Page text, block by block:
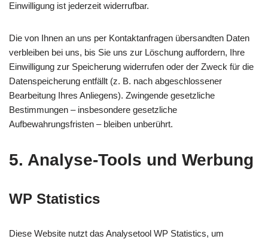
Einwilligung ist jederzeit widerrufbar.
Die von Ihnen an uns per Kontaktanfragen übersandten Daten
verbleiben bei uns, bis Sie uns zur Löschung auffordern, Ihre
Einwilligung zur Speicherung widerrufen oder der Zweck für die
Datenspeicherung entfällt (z. B. nach abgeschlossener
Bearbeitung Ihres Anliegens). Zwingende gesetzliche
Bestimmungen – insbesondere gesetzliche
Aufbewahrungsfristen – bleiben unberührt.
5. Analyse-Tools und Werbung
WP Statistics
Diese Website nutzt das Analysetool WP Statistics, um